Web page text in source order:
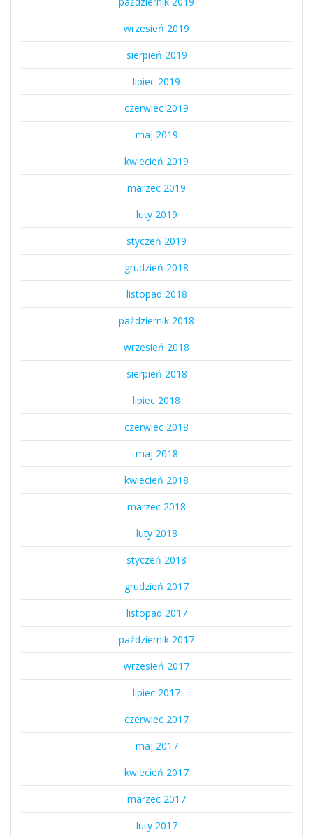
wrzesień 2019
sierpień 2019
lipiec 2019
czerwiec 2019
maj 2019
kwiecień 2019
marzec 2019
luty 2019
styczeń 2019
grudzień 2018
listopad 2018
październik 2018
wrzesień 2018
sierpień 2018
lipiec 2018
czerwiec 2018
maj 2018
kwiecień 2018
marzec 2018
luty 2018
styczeń 2018
grudzień 2017
listopad 2017
październik 2017
wrzesień 2017
lipiec 2017
czerwiec 2017
maj 2017
kwiecień 2017
marzec 2017
luty 2017